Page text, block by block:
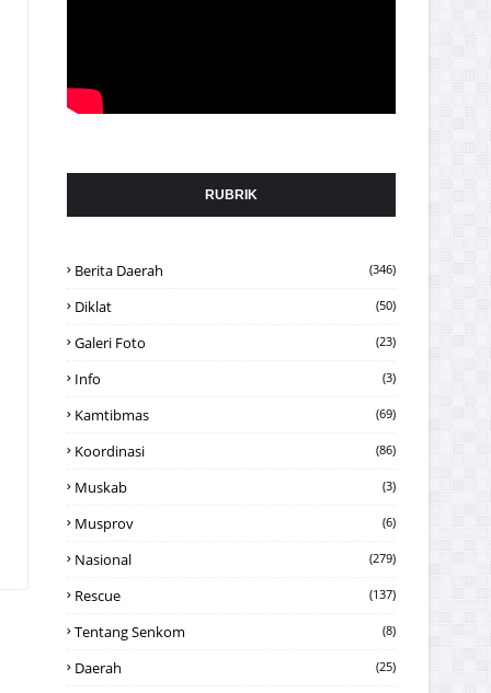
RUBRIK
Berita Daerah (346)
Diklat (50)
Galeri Foto (23)
Info (3)
Kamtibmas (69)
Koordinasi (86)
Muskab (3)
Musprov (6)
Nasional (279)
Rescue (137)
Tentang Senkom (8)
Daerah (25)